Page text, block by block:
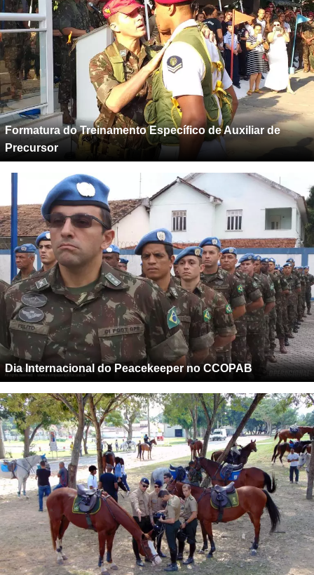
Formatura do Treinamento Específico de Auxiliar de
Precursor
Dia Internacional do Peacekeeper no CCOPAB